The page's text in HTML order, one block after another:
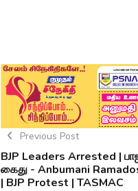
Previous Post
BJP Leaders Arrested |
கைது - Anbumani
| BJP Protest | TASMAC